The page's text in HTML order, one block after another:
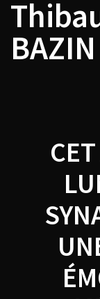
Skip
content
BAZIN
de